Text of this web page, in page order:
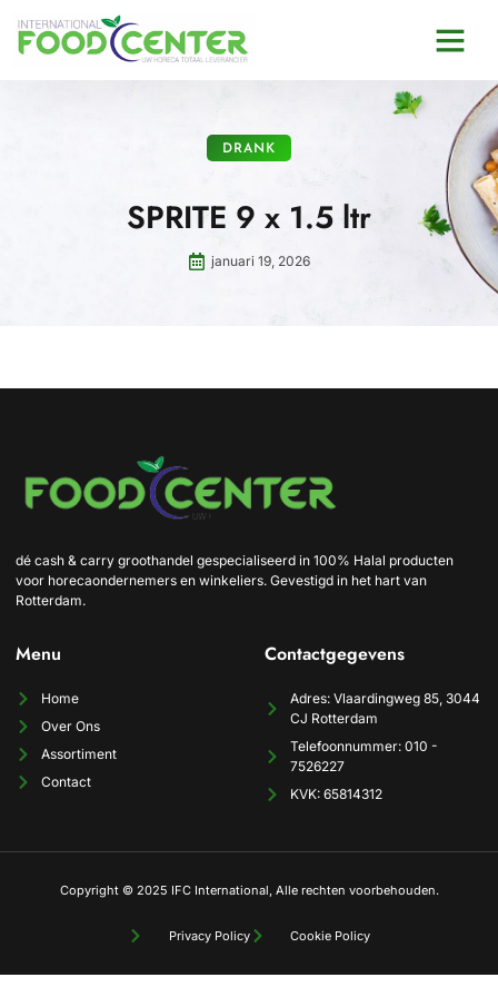
DRANK
SPRITE 9 x 1.5 ltr
januari 19, 2026
dé cash & carry groothandel gespecialiseerd in 100% Halal producten
voor horecaondernemers en winkeliers. Gevestigd in het hart van
Rotterdam.
Menu
Home
Over Ons
Assortiment
Contact
Contactgegevens
Adres: Vlaardingweg 85, 3044
CJ Rotterdam
Telefoonnummer: 010 -
7526227
KVK: 65814312
Copyright © 2025 IFC International, Alle rechten voorbehouden.
Privacy Policy Cookie Policy